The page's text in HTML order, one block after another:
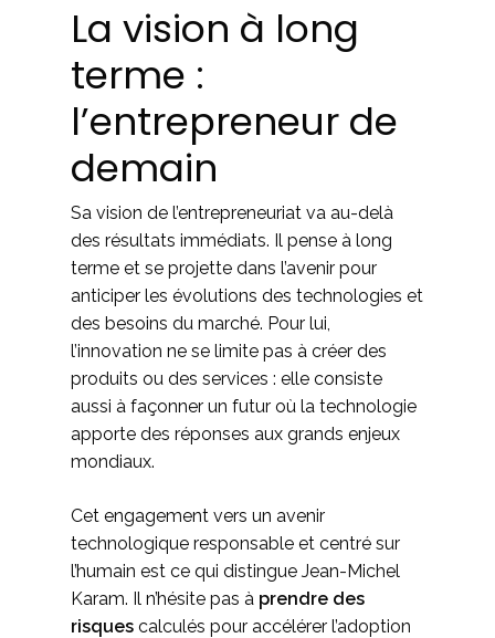
La vision à long
terme :
l’entrepreneur de
demain
Sa vision de l’entrepreneuriat va au-delà
des résultats immédiats. Il pense à long
terme et se projette dans l’avenir pour
anticiper les évolutions des technologies et
des besoins du marché. Pour lui,
l’innovation ne se limite pas à créer des
produits ou des services : elle consiste
aussi à façonner un futur où la technologie
apporte des réponses aux grands enjeux
mondiaux.
Cet engagement vers un avenir
technologique responsable et centré sur
l’humain est ce qui distingue Jean-Michel
Karam. Il n’hésite pas à prendre des
risques calculés pour accélérer l’adoption